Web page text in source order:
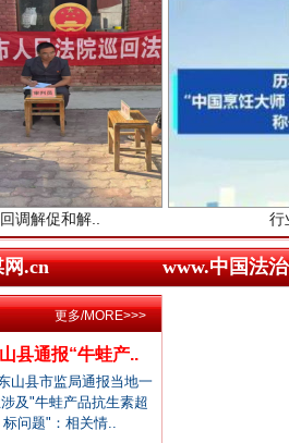
业新闻网.
频新闻网.
政法纪网.
律师在线.
在骂我” 全民健
路回响
行业协会接连发公
.cn www.中国法
县通报“牛蛙产..
山县市监局通报当地一
及"牛蛙产品抗生素超
标问题"：相关情..
更多/MORE>>>